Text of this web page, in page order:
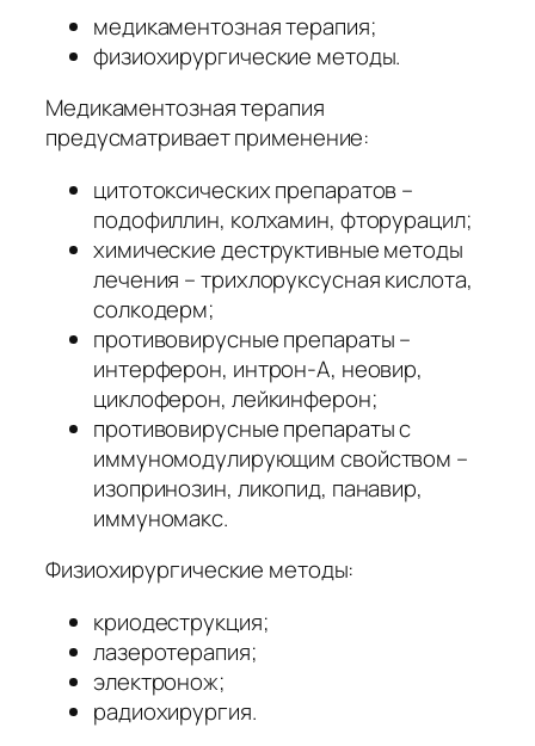
медикаментозная терапия;
физиохирургические методы.
Медикаментозная терапия
предусматривает применение:
цитотоксических препаратов –
подофиллин, колхамин, фторурацил;
химические деструктивные методы
лечения – трихлоруксусная кислота,
солкодерм;
противовирусные препараты –
интерферон, интрон-А, неовир,
циклоферон, лейкинферон;
противовирусные препараты с
иммуномодулирующим свойством –
изопринозин, ликопид, панавир,
иммуномакс.
Физиохирургические методы:
криодеструкция;
лазеротерапия;
электронож;
радиохирургия.